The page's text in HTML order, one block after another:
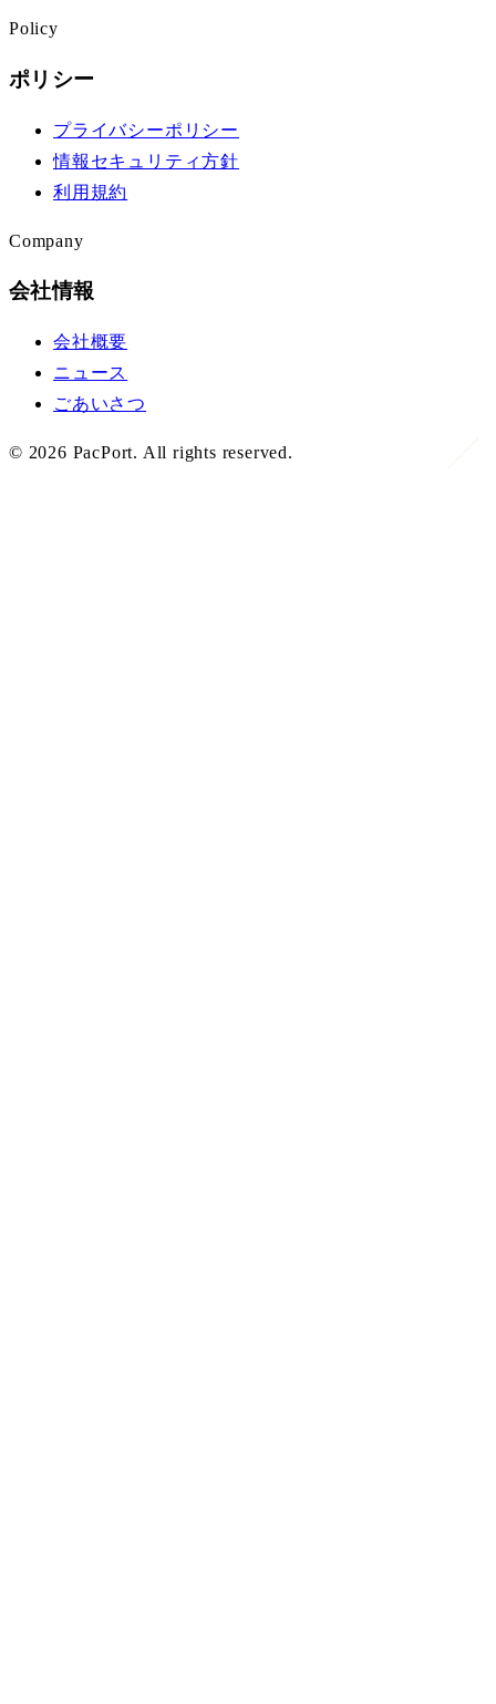
Policy
ポリシー
プライバシーポリシー
情報セキュリティ方針
利用規約
Company
会社情報
会社概要
ニュース
ごあいさつ
© 2026 PacPort. All rights reserved.